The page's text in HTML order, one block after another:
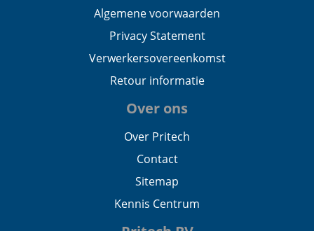
Algemene voorwaarden
Privacy Statement
Verwerkersovereenkomst
Retour informatie
Over ons
Over Pritech
Contact
Sitemap
Kennis Centrum